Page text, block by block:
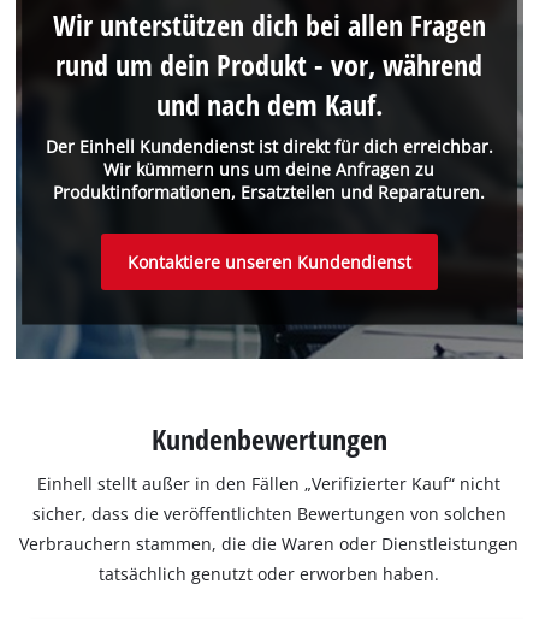
Der Einhell Kundendienst ist direkt für dich erreichbar.
Wir kümmern uns um deine Anfragen zu
Produktinformationen, Ersatzteilen und Reparaturen.
Wir unterstützen dich bei allen Fragen
rund um dein Produkt - vor, während
und nach dem Kauf.
Kontaktiere unseren Kundendienst
Kundenbewertungen
Einhell stellt außer in den Fällen „Verifizierter Kauf“ nicht
sicher, dass die veröffentlichten Bewertungen von solchen
Verbrauchern stammen, die die Waren oder Dienstleistungen
tatsächlich genutzt oder erworben haben.